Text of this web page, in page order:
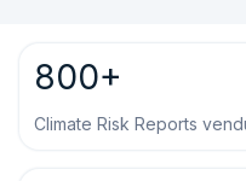
800+
Climate Risk Reports